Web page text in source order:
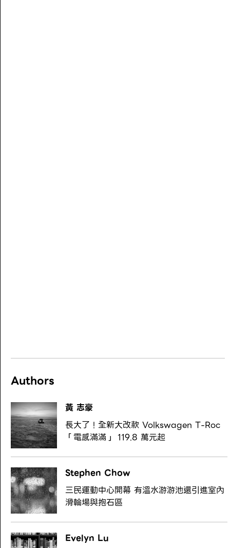
Authors
黃 志豪
長大了！全新大改款 Volkswagen T-Roc
「電感滿滿」 119.8 萬元起
Stephen Chow
三民運動中心開幕 有溫水游游池還引進室內
滑輪場與抱石區
Evelyn Lu